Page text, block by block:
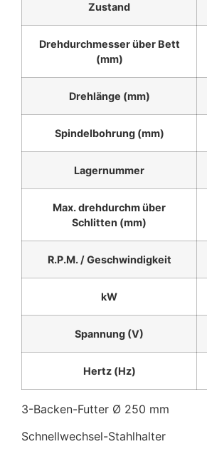
Zustand
Drehdurchmesser über Bett
(mm)
Drehlänge (mm)
Spindelbohrung (mm)
Lagernummer
Max. drehdurchm über
Schlitten (mm)
R.P.M. / Geschwindigkeit
kW
Spannung (V)
Hertz (Hz)
3-Backen-Futter Ø 250 mm
Schnellwechsel-Stahlhalter